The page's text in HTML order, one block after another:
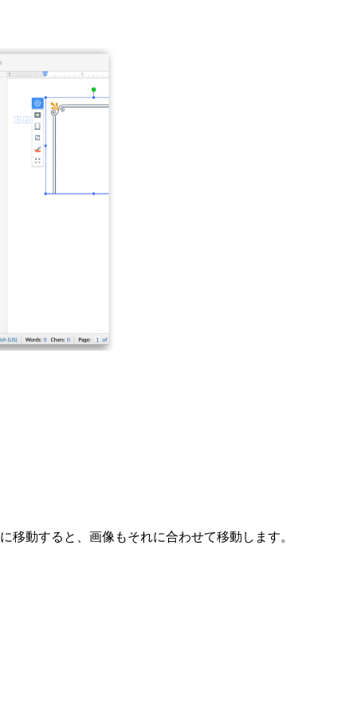
動すると、画像もそれに合わせて移動します。